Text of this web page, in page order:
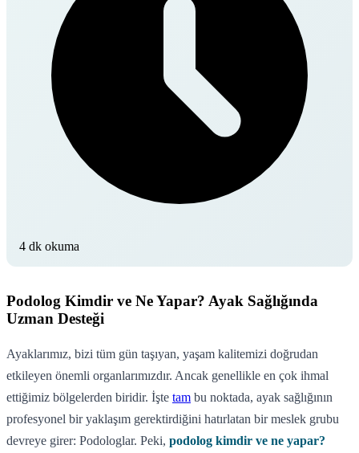
4 dk okuma
Podolog Kimdir ve Ne Yapar? Ayak Sağlığında
Uzman Desteği
Ayaklarımız, bizi tüm gün taşıyan, yaşam kalitemizi doğrudan
etkileyen önemli organlarımızdır. Ancak genellikle en çok ihmal
ettiğimiz bölgelerden biridir. İşte tam bu noktada, ayak sağlığının
profesyonel bir yaklaşım gerektirdiğini hatırlatan bir meslek grubu
devreye girer: Podologlar. Peki, podolog kimdir ve ne yapar?